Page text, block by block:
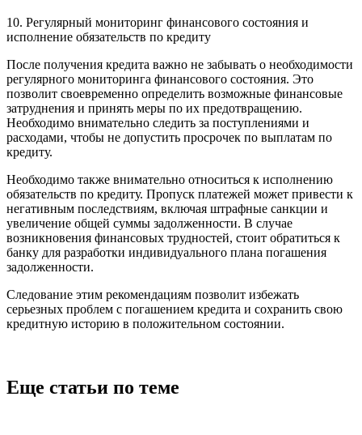
10. Регулярный мониторинг финансового состояния и
исполнение обязательств по кредиту
После получения кредита важно не забывать о необходимости
регулярного мониторинга финансового состояния. Это
позволит своевременно определить возможные финансовые
затруднения и принять меры по их предотвращению.
Необходимо внимательно следить за поступлениями и
расходами, чтобы не допустить просрочек по выплатам по
кредиту.
Необходимо также внимательно относиться к исполнению
обязательств по кредиту. Пропуск платежей может привести к
негативным последствиям, включая штрафные санкции и
увеличение общей суммы задолженности. В случае
возникновения финансовых трудностей, стоит обратиться к
банку для разработки индивидуального плана погашения
задолженности.
Следование этим рекомендациям позволит избежать
серьезных проблем с погашением кредита и сохранить свою
кредитную историю в положительном состоянии.
Еще статьи по теме